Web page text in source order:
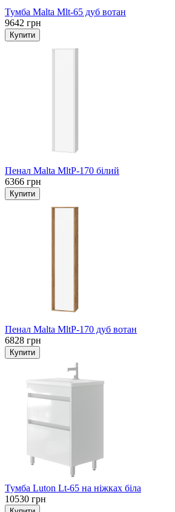
Тумба Malta Mlt-65 дуб вотан
9642 грн
Пенал Malta MltP-170 білий
6366 грн
Пенал Malta MltP-170 дуб вотан
6828 грн
Тумба Luton Lt-65 на ніжках біла
10530 грн